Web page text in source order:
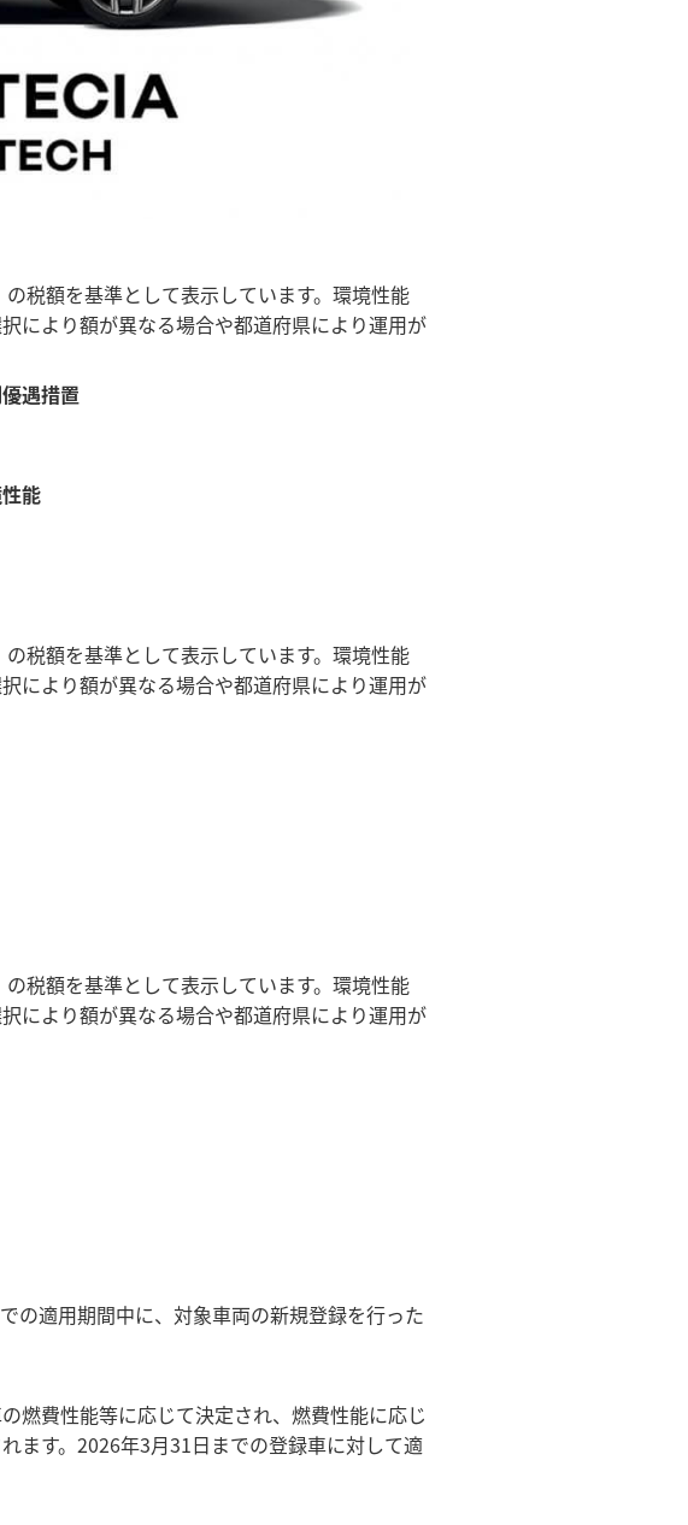
税額を基準として表示しています。環境性能
により額が異なる場合や都道府県により運用が
遇措置
能
税額を基準として表示しています。環境性能
により額が異なる場合や都道府県により運用が
税額を基準として表示しています。環境性能
により額が異なる場合や都道府県により運用が
の適用期間中に、対象車両の新規登録を行った
燃費性能等に応じて決定され、燃費性能に応じ
ます。2026年3月31日までの登録車に対して適